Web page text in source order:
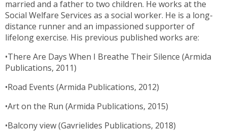
married and a father to two children. He works at the
Social Welfare Services as a social worker. He is a long-
distance runner and an impassioned supporter of
lifelong exercise. His previous published works are:
•There Are Days When I Breathe Their Silence (Armida
Publications, 2011)
•Road Events (Armida Publications, 2012)
•Art on the Run (Armida Publications, 2015)
•Balcony view (Gavrielides Publications, 2018)